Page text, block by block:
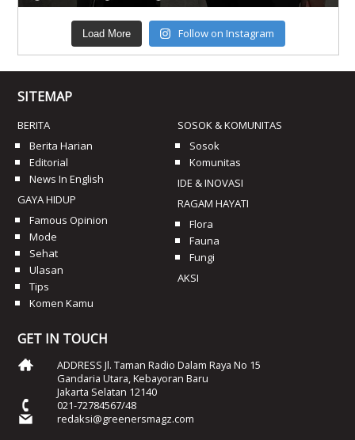
Load More Follow on Instagram
SITEMAP
BERITA
Berita Harian
Editorial
News In English
GAYA HIDUP
Famous Opinion
Mode
Sehat
Ulasan
Tips
Komen Kamu
SOSOK & KOMUNITAS
Sosok
Komunitas
IDE & INOVASI
RAGAM HAYATI
Flora
Fauna
Fungi
AKSI
GET IN TOUCH
ADDRESS Jl. Taman Radio Dalam Raya No 15
Gandaria Utara, Kebayoran Baru
Jakarta Selatan 12140
021-72784567/48
redaksi@greenersmagz.com